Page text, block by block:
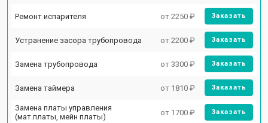
Ремонт испарителя от 2250 ₽ Заказать
Устранение засора трубопровода от 2200 ₽ Заказать
Замена трубопровода от 3300 ₽ Заказать
Замена таймера от 1810 ₽ Заказать
Замена платы управления
(мат.платы, мейн платы)
от 1700 ₽ Заказать